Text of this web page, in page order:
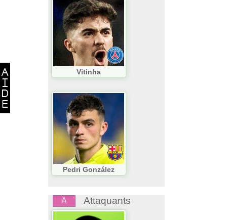
Vitinha
Pedri González
A Attaquants